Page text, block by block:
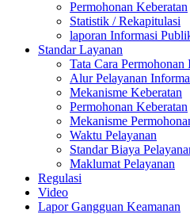
Permohonan Keberatan
Statistik / Rekapitulasi
laporan Informasi
Standar Layanan
Tata Cara Permohonan
Alur Pelayanan
Mekanisme Keberatan
Permohonan Keberatan
Mekanisme
Waktu Pelayanan
Standar Biaya
Maklumat Pelayanan
Regulasi
Video
Lapor Gangguan Keamanan